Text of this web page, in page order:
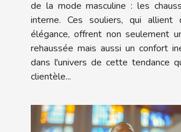
de la mode masculine : les
interne. Ces souliers, qui allient
élégance, offrent non seulement
rehaussée mais aussi un confort
dans l'univers de cette tendance
clientèle...